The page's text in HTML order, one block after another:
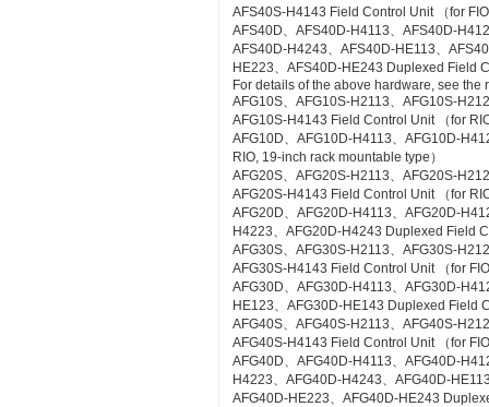
AFS40S-H4143 Field Control Unit （for
AFS40D、AFS40D-H4113、AFS40D-
AFS40D-H4243、AFS40D-HE113、
HE223、AFS40D-HE243 Duplexed Field
For details of the above hardware, see the
AFG10S、AFG10S-H2113、AFG10S-
AFG10S-H4143 Field Control Unit （for
AFG10D、AFG10D-H4113、AFG10D-
RIO, 19-inch rack mountable type）
AFG20S、AFG20S-H2113、AFG20S-
AFG20S-H4143 Field Control Unit （for
AFG20D、AFG20D-H4113、AFG20D-
H4223、AFG20D-H4243 Duplexed Field
AFG30S、AFG30S-H2113、AFG30S-
AFG30S-H4143 Field Control Unit （for
AFG30D、AFG30D-H4113、AFG30D-
HE123、AFG30D-HE143 Duplexed Field
AFG40S、AFG40S-H2113、AFG40S-
AFG40S-H4143 Field Control Unit （for
AFG40D、AFG40D-H4113、AFG40D-
H4223、AFG40D-H4243、AFG40D-
AFG40D-HE223、AFG40D-HE243